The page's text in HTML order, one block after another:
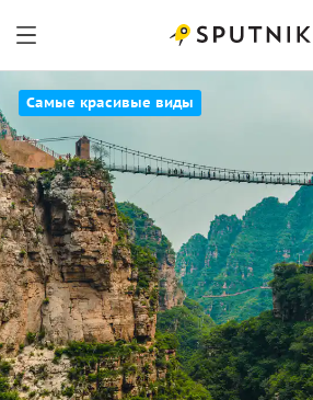
Самые красивые виды